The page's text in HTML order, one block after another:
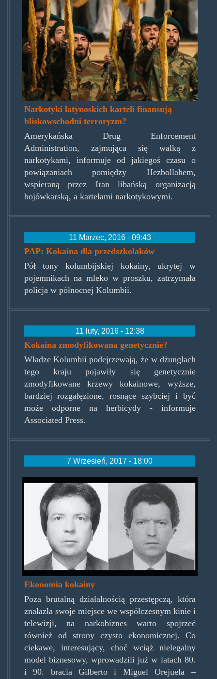
Narkotyki latynoskich karteli finansują
bliskowschodni terroryzm?
Amerykańska Drug Enforcement
Administration, zajmująca się walką z
narkotykami, informuje od jakiegoś czasu o
powiązaniach pomiędzy Hezbollahem,
wspieraną przez Iran libańską organizacją
bojówkarską, a kartelami narkotykowymi.
11 Marzec, 2016 - 09:43
PAP: Kokaina dla przedszkolaków
Pół tony kolumbijskiej kokainy, ukrytej w
pojemnikach na mleko w proszku, zatrzymała
policja w północnej Kolumbii.
11 luty, 2016 - 12:38
Kokaina zmodyfikowana genetycznie?
Władze Kolumbii podejrzewają, że w dżunglach
tego kraju pojawiły się genetycznie
zmodyfikowane krzewy kokainowe, wyższe,
bardziej rozgałęzione, rosnące szybciej i być
może odporne na herbicydy - informuje
Associated Press.
7 Wrzesień, 2017 - 18:00
gilbertomiguelorejuela.jpg
Ekonomia kokainy
Poza brutalną działalnością przestępczą, która
znalazła swoje miejsce we współczesnym kinie i
telewizji, na narkobiznes warto spojrzeć
również od strony czysto ekonomicznej. Co
ciekawe, interesujący, choć wciąż nielegalny
model biznesowy, wprowadzili już w latach 80.
i 90. bracia Gilberto i Miguel Orejuela –